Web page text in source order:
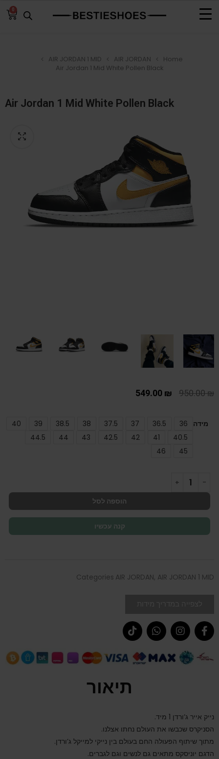
0
Home
AIR JORDAN
AIR JORDAN 1 MID
Air Jordan 1 Mid White Pollen Black
Air Jordan 1 Mid White Pollen Black
950.00₪
549.00 ₪
מידה 36
36.5
37
37.5
38
38.5
39
40
40.5
41
42
42.5
43
44
44.5
45
46
הוספה לסל
קנה עכשיו
Categories AIR JORDAN, AIR JORDAN 1 MID
תיאור
נייק אייר ג’ורדן 1 מיד.
הסניקרס שכבשו את העולם נחתו אצלנו.
מתוך שיתוף הפעולה החם בעולם בין נייקי למייקל ג’ורדן.
הדגם יוניסקס מתאים גם לנשים וגם לגברים.